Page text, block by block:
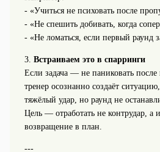
- «Учиться не психовать после
- «Не спешить добивать, когда
- «Не ломаться, если первый раунд
3. Встраиваем это в спарринги
Если задача — не паниковать после
тренер осознанно создаёт
тяжёлый удар, но раунд не
Цель — отработать не контрудар, а
возвращение в план.
---